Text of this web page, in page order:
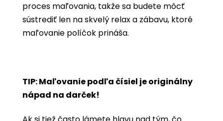
proces maľovania, takže sa budete môcť
sústrediť len na skvelý relax a zábavu, ktoré
maľovanie políčok prináša.
TIP: Maľovanie podľa čísiel je originálny
nápad na darček!